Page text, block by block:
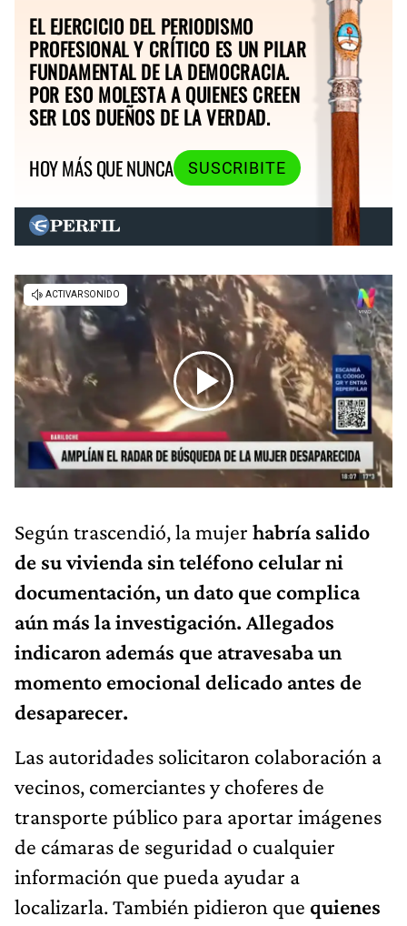
EL EJERCICIO DEL PERIODISMO
PROFESIONAL Y CRÍTICO ES UN PILAR
FUNDAMENTAL DE LA DEMOCRACIA.
POR ESO MOLESTA A QUIENES CREEN
SER LOS DUEÑOS DE LA VERDAD.
HOY MÁS QUE NUNCA
SUSCRIBITE
Según trascendió, la mujer habría salido
de su vivienda sin teléfono celular ni
documentación, un dato que complica
aún más la investigación. Allegados
indicaron además que atravesaba un
momento emocional delicado antes de
desaparecer.
Las autoridades solicitaron colaboración a
vecinos, comerciantes y choferes de
transporte público para aportar imágenes
de cámaras de seguridad o cualquier
información que pueda ayudar a
localizarla. También pidieron que quienes